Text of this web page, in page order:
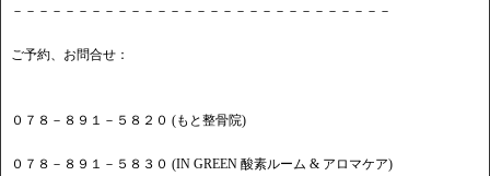
－－－－－－－－－－－－－－－－－－－－－－－－－－－－－
ご予約、お問合せ：
０７８－８９１－５８２０ (もと整骨院)
０７８－８９１－５８３０ (IN GREEN 酸素ルーム & アロマケア)